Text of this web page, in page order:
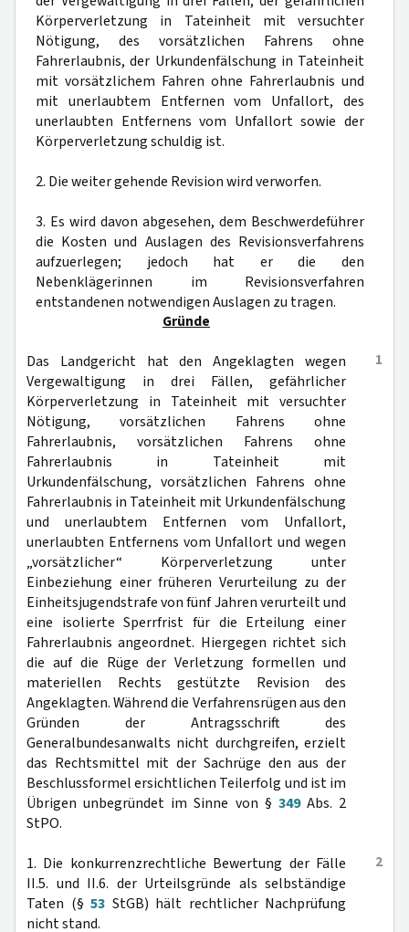
Körperverletzung in Tateinheit mit versuchter
Nötigung, des vorsätzlichen Fahrens ohne
Fahrerlaubnis, der Urkundenfälschung in Tateinheit
mit vorsätzlichem Fahren ohne Fahrerlaubnis und
mit unerlaubtem Entfernen vom Unfallort, des
unerlaubten Entfernens vom Unfallort sowie der
Körperverletzung schuldig ist.
2. Die weiter gehende Revision wird verworfen.
3. Es wird davon abgesehen, dem Beschwerdeführer
die Kosten und Auslagen des Revisionsverfahrens
aufzuerlegen; jedoch hat er die den
Nebenklägerinnen im Revisionsverfahren
entstandenen notwendigen Auslagen zu tragen.
Gründe
1
Das Landgericht hat den Angeklagten wegen
Vergewaltigung in drei Fällen, gefährlicher
Körperverletzung in Tateinheit mit versuchter
Nötigung, vorsätzlichen Fahrens ohne
Fahrerlaubnis, vorsätzlichen Fahrens ohne
Fahrerlaubnis in Tateinheit mit
Urkundenfälschung, vorsätzlichen Fahrens ohne
Fahrerlaubnis in Tateinheit mit Urkundenfälschung
und unerlaubtem Entfernen vom Unfallort,
unerlaubten Entfernens vom Unfallort und wegen
„vorsätzlicher“ Körperverletzung unter
Einbeziehung einer früheren Verurteilung zu der
Einheitsjugendstrafe von fünf Jahren verurteilt und
eine isolierte Sperrfrist für die Erteilung einer
Fahrerlaubnis angeordnet. Hiergegen richtet sich
die auf die Rüge der Verletzung formellen und
materiellen Rechts gestützte Revision des
Angeklagten. Während die Verfahrensrügen aus den
Gründen der Antragsschrift des
Generalbundesanwalts nicht durchgreifen, erzielt
das Rechtsmittel mit der Sachrüge den aus der
Beschlussformel ersichtlichen Teilerfolg und ist im
Übrigen unbegründet im Sinne von § 349Abs. 2
StPO.
2
1. Die konkurrenzrechtliche Bewertung der Fälle
II.5. und II.6. der Urteilsgründe als selbständige
Taten (§ 53 StGB) hält rechtlicher Nachprüfung
nicht stand.